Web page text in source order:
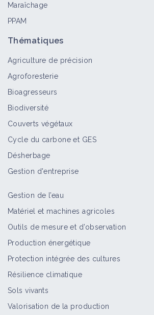
Maraîchage
PPAM
Thématiques
Agriculture de précision
Agroforesterie
Bioagresseurs
Biodiversité
Couverts végétaux
Cycle du carbone et GES
Désherbage
Gestion d'entreprise
Gestion de l’eau
Matériel et machines agricoles
Outils de mesure et d’observation
Production énergétique
Protection intégrée des cultures
Résilience climatique
Sols vivants
Valorisation de la production